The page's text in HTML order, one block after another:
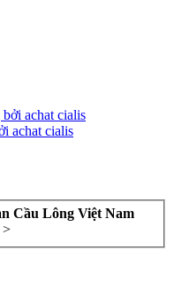
achat cialis
achat cialis
Cầu Lông Việt Nam
>